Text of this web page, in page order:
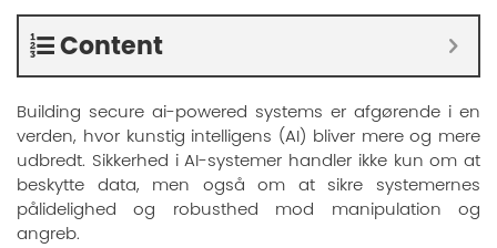
Content
Building secure ai-powered systems er afgørende i en
verden, hvor kunstig intelligens (AI) bliver mere og mere
udbredt. Sikkerhed i AI-systemer handler ikke kun om at
beskytte data, men også om at sikre systemernes
pålidelighed og robusthed mod manipulation og
angreb.